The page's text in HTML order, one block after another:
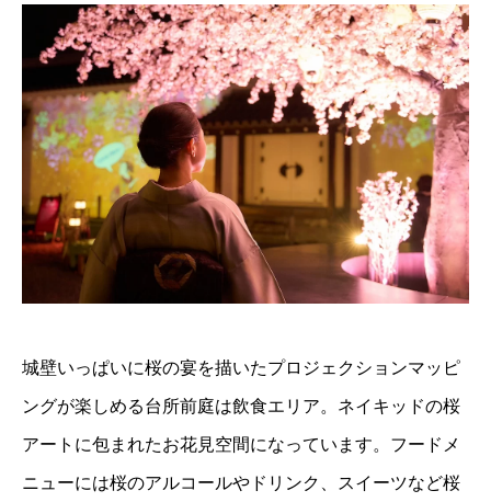
城壁いっぱいに桜の宴を描いたプロジェクションマッピ
ングが楽しめる台所前庭は飲食エリア。ネイキッドの桜
アートに包まれたお花見空間になっています。フードメ
ニューには桜のアルコールやドリンク、スイーツなど桜